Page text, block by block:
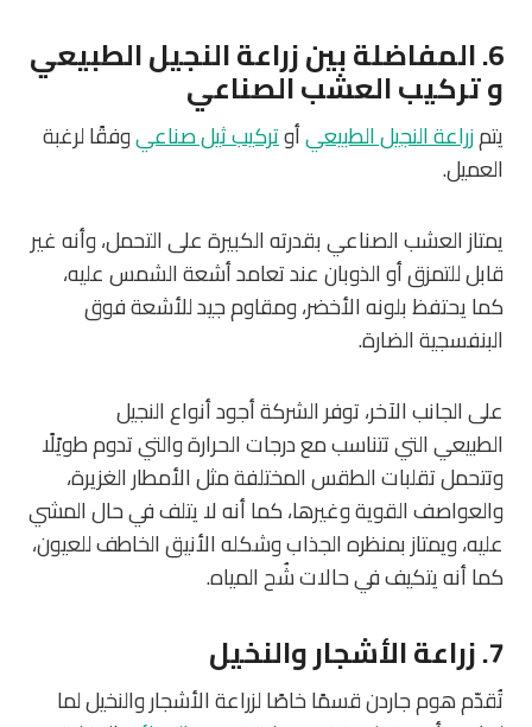
6. المفاضلة بين زراعة النجيل الطبيعي
و تركيب العشب الصناعي
يتمزراعة النجيل الطبيعيأوتركيب ثيل صناعيوفقًا لرغبة
العميل.
يمتاز العشب الصناعي بقدرته الكبيرة على التحمل، وأنه غير
قابل للتمزق أو الذوبان عند تعامد أشعة الشمس عليه،
كما يحتفظ بلونه الأخضر، ومقاوم جيد للأشعة فوق
البنفسجية الضارة.
على الجانب الآخر، توفر الشركة أجود أنواع النجيل
الطبيعي التي تتناسب مع درجات الحرارة والتي تدوم طويًلًا
وتتحمل تقلبات الطقس المختلفة مثل الأمطار الغزيرة،
والعواصف القوية وغيرها، كما أنه لا يتلف في حال المشي
عليه، ويمتاز بمنظره الجذاب وشكله الأنيق الخاطف للعيون،
كما أنه يتكيف في حالات شُح المياه.
7. زراعة الأشجار والنخيل
تُقدّم هوم جاردن قسمًا خاصًا لزراعة الأشجار والنخيل لما